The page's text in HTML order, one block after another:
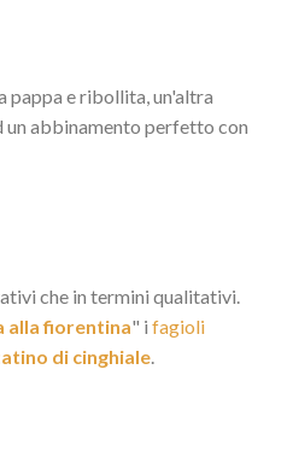
pappa e ribollita, un'altra
un abbinamento perfetto con
che in termini qualitativi.
alla fiorentina" i fagioli
di cinghiale.